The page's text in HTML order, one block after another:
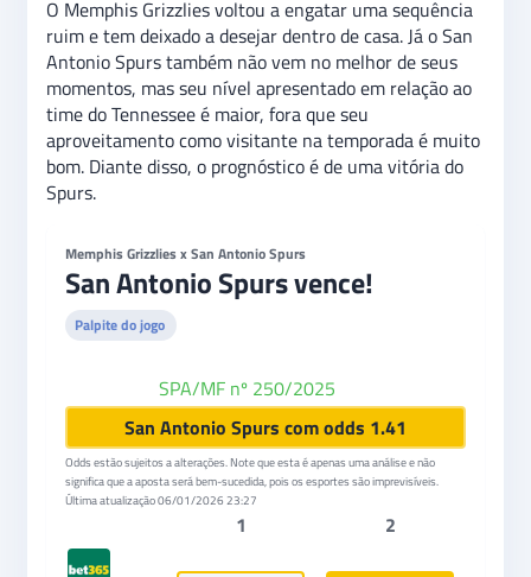
O Memphis Grizzlies voltou a engatar uma sequência
ruim e tem deixado a desejar dentro de casa. Já o San
Antonio Spurs também não vem no melhor de seus
momentos, mas seu nível apresentado em relação ao
time do Tennessee é maior, fora que seu
aproveitamento como visitante na temporada é muito
bom. Diante disso, o prognóstico é de uma vitória do
Spurs.
Memphis Grizzlies x San Antonio Spurs
San Antonio Spurs vence!
Palpite do jogo
SPA/MF nº 250/2025
San Antonio Spurs com odds 1.41
Odds estão sujeitos a alterações. Note que esta é apenas uma análise e não
significa que a aposta será bem-sucedida, pois os esportes são imprevisíveis.
Última atualização06/01/2026 23:27
1 2